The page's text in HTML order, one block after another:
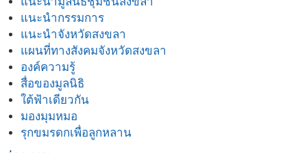
แนะนำกรรมการ
แนะนำจังหวัดสงขลา
แผนที่ทางสังคมจังหวัดสงขลา
องค์ความรู้
สื่อของมูลนิธิ
ใต้ฟ้าเดียวกัน
มองมุมหมอ
รุกขมรดกเพื่อลูกหลาน